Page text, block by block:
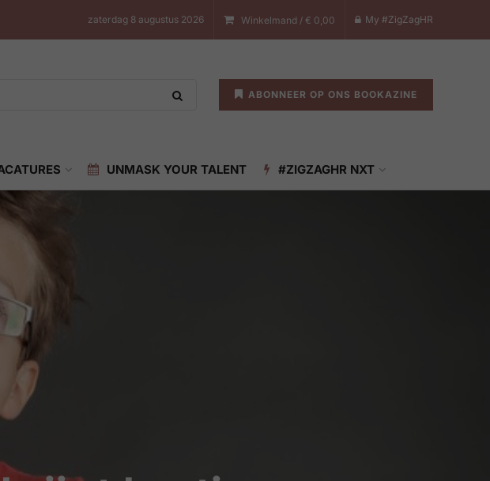
zaterdag 8 augustus 2026 Winkelmand / € 0,00 My #ZigZagHR
ABONNEER OP ONS BOOKAZINE
UNMASK YOUR TALENT #ZIGZAGHR NXT